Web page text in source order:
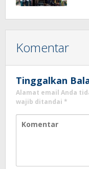
Komentar
Tinggalkan
Alamat email Anda
wajib ditandai *